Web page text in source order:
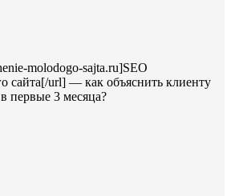
molodogo-sajta.ru]SEO
сайта[/url] — как объяснить клиенту
в первые 3 месяца?